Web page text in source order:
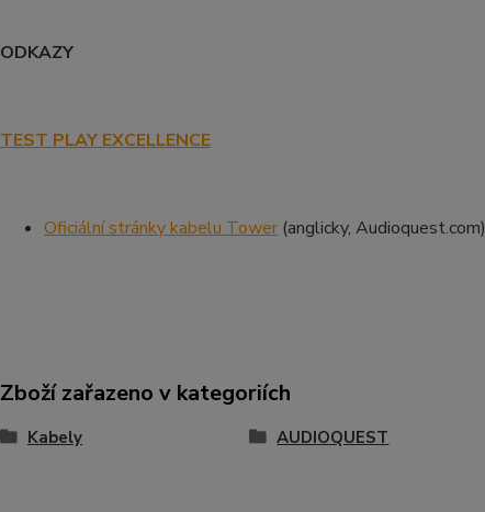
ODKAZY
TEST PLAY EXCELLENCE
Oficiální stránky kabelu Tower(anglicky, Audioquest.com)
Zboží zařazeno v kategoriích
Kabely AUDIOQUEST